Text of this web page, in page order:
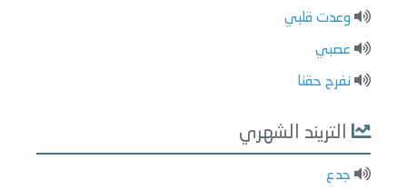
وعدت قلبي
عصبي
نفرح حقنا
التريند الشهري
جدع